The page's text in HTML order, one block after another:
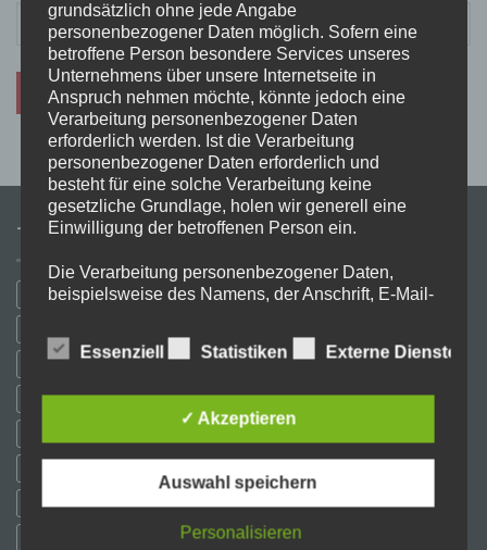
NACHVERFOLGEN
TAGS
Basisausbildung Basisqualifikation Beweglichkeit
C-Lizenz
fitness
Fortbildung functional grundlagen Haltung
HIIT
Kampfsport
kibo kleidung Koordination kraft
Krafttraining
muscleshirt
sport
sportkleidung stoff Stoffwechsel stretching
tanktop
trainerausbildung Training
grundsätzlich ohne jede Angabe
personenbezogener Daten möglich. Sofern eine
betroffene Person besondere Services unseres
Unternehmens über unsere Internetseite in
Anspruch nehmen möchte, könnte jedoch eine
Verarbeitung personenbezogener Daten
erforderlich werden. Ist die Verarbeitung
personenbezogener Daten erforderlich und
besteht für eine solche Verarbeitung keine
gesetzliche Grundlage, holen wir generell eine
Einwilligung der betroffenen Person ein.
Die Verarbeitung personenbezogener Daten,
beispielsweise des Namens, der Anschrift, E-Mail-
Person, erfolgt stets im Einklang mit der
Datenschutz-Grundverordnung und in
Mittels dieser Datenschutzerklärung möchte unser
Unternehmen die Öffentlichkeit über Art, Umfang
verarbeiteten personenbezogenen Daten
informieren. Ferner werden betroffene Personen
mittels dieser Datenschutzerklärung über die ihnen
Essenziell Statistiken Externe Dienste
✓ Akzeptieren
Auswahl speichern
Personalisieren